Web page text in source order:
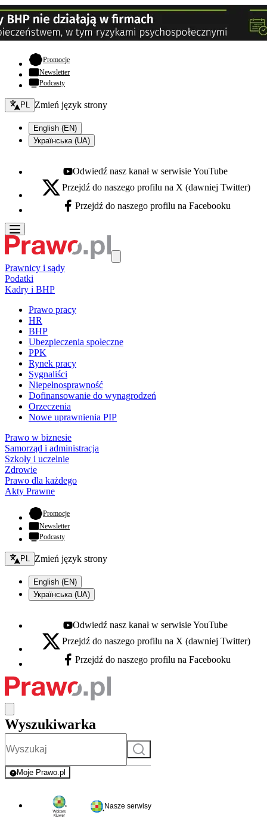
Promocje- otwiera się w nowej karcie
Newsletter
Podcasty
Zmień język - bieżący:
PL Zmień język strony
English (EN)
Українська (UA)
Youtube - otwiera się w nowej karcie
Odwiedź nasz kanał w serwisie YouTube
X - otwiera się w nowej karcie
Przejdź do naszego profilu na X (dawniej Twitter)
Facebook - otwiera się w nowej karcie
Przejdź do naszego profilu na Facebooku
Prawnicy i sądy
Podatki
Kadry i BHP
Prawo pracy
HR
BHP
Ubezpieczenia społeczne
PPK
Rynek pracy
Sygnaliści
Niepełnosprawność
Dofinansowanie do wynagrodzeń
Orzeczenia
Nowe uprawnienia PIP
Prawo w biznesie
Samorząd i administracja
Szkoły i uczelnie
Zdrowie
Prawo dla każdego
Akty Prawne
Promocje- otwiera się w nowej karcie
Newsletter
Podcasty
Zmień język - bieżący:
PL Zmień język strony
English (EN)
Українська (UA)
Youtube - otwiera się w nowej karcie
Odwiedź nasz kanał w serwisie YouTube
X - otwiera się w nowej karcie
Przejdź do naszego profilu na X (dawniej Twitter)
Facebook - otwiera się w nowej karcie
Przejdź do naszego profilu na Facebooku
Wyszukiwarka
Szukaj
Moje Prawo.pl
- rejestracja i logowanie do serwisu
Nasze serwisy